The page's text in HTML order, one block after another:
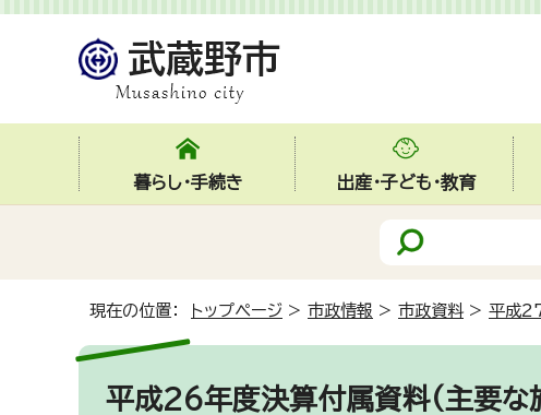
暮らし・手続き 出産・子ども・教育
現在の位置： トップページ > 市政情報 > 市政資料 > 平成
平成26年度決算付属資料(主要な